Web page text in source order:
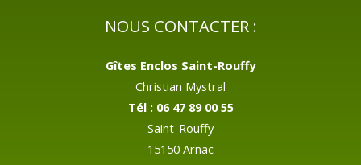
NOUS CONTACTER :
Gîtes Enclos Saint-Rouffy
Christian Mystral
Tél : 06 47 89 00 55
Saint-Rouffy
15150 Arnac